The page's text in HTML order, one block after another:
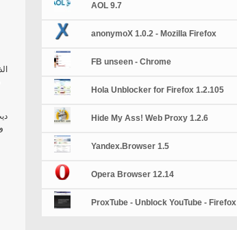
AOL 9.7
anonymoX 1.0.2 - Mozilla Firefox
FB unseen - Chrome
Hola Unblocker for Firefox 1.2.105
Hide My Ass! Web Proxy 1.2.6
Yandex.Browser 1.5
Opera Browser 12.14
ProxTube - Unblock YouTube - Firefox